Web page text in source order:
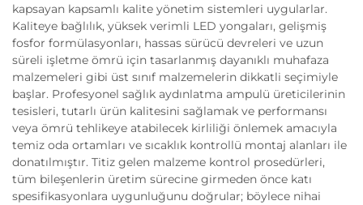
kapsayan kapsamlı kalite yönetim sistemleri uygularlar.
Kaliteye bağlılık, yüksek verimli LED yongaları, gelişmiş
fosfor formülasyonları, hassas sürücü devreleri ve uzun
süreli işletme ömrü için tasarlanmış dayanıklı muhafaza
malzemeleri gibi üst sınıf malzemelerin dikkatli seçimiyle
başlar. Profesyonel sağlık aydınlatma ampulü üreticilerinin
tesisleri, tutarlı ürün kalitesini sağlamak ve performansı
veya ömrü tehlikeye atabilecek kirliliği önlemek amacıyla
temiz oda ortamları ve sıcaklık kontrollü montaj alanları ile
donatılmıştır. Titiz gelen malzeme kontrol prosedürleri,
tüm bileşenlerin üretim sürecine girmeden önce katı
spesifikasyonlara uygunluğunu doğrular; böylece nihai